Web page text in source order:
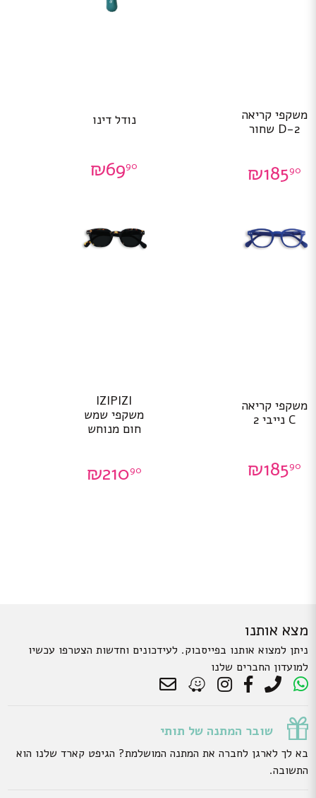
משקפי קריאה
D-2 שחור
₪18590
נודל דינו
₪6990
משקפי קריאה
C נייבי 2
₪18590
IZIPIZI
משקפי שמש
חום מנוחש
₪21090
מצא אותנו
ניתן למצוא אותנו בפייסבוק. לעידכונים וחדשות הצטרפו עכשיו
למועדון החברים שלנו
שובר המתנה של תותי
בא לך לארגן לחברה את המתנה המושלמת? הגיפט קארד שלנו הוא
התשובה.